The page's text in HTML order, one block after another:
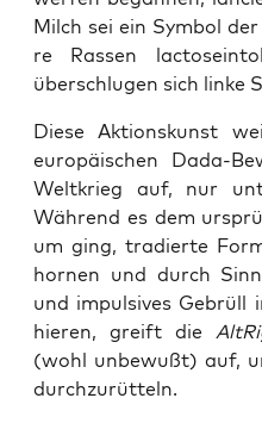
Milch sei ein Sym­bol
re Ras­sen
über­schlu­gen sich lin­ke
Die­se Akti­ons­kunst
euro­päi­schen Dada-
Welt­krieg auf, nur
Wäh­rend es dem
um ging, tra­dier­te
hor­nen und durch
und impul­si­ves
hie­ren, greift die
(wohl unbe­wußt) auf,
durchzurütteln.